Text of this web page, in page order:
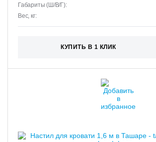
Габариты (Ш/В/Г):
Вес, кг:
КУПИТЬ В 1 КЛИК